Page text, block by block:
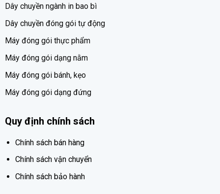
Dây chuyền ngành in bao bì
Dây chuyền đóng gói tự động
Máy đóng gói thực phẩm
Máy đóng gói dạng nằm
Máy đóng gói bánh, kẹo
Máy đóng gói dạng đứng
Quy định chính sách
Chính sách bán hàng
Chính sách vận chuyển
Chính sách bảo hành